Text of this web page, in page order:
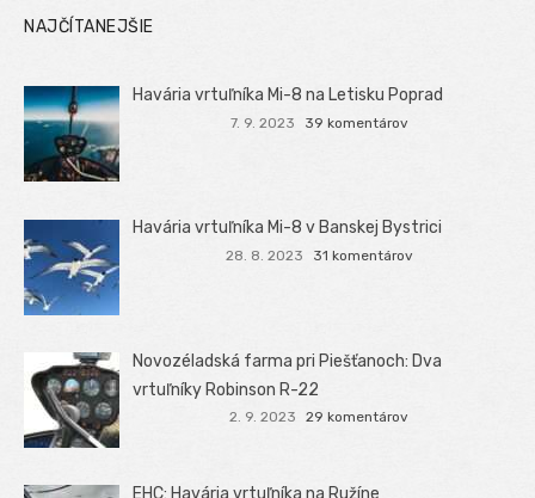
NAJČÍTANEJŠIE
Havária vrtuľníka Mi-8 na Letisku Poprad
7. 9. 2023 39 komentárov
Havária vrtuľníka Mi-8 v Banskej Bystrici
28. 8. 2023 31 komentárov
Novozéladská farma pri Piešťanoch: Dva
vrtuľníky Robinson R-22
2. 9. 2023 29 komentárov
EHC: Havária vrtuľníka na Ružíne